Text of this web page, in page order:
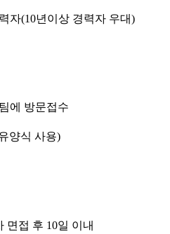
자(10년이상 경력자 우대)
에 방문접수
양식 사용)
면접 후 10일 이내